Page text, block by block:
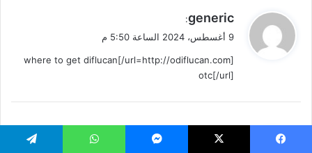
ي
ق
ل
generic
:
9 أغسطس، 2024 الساعة 5:50 م
[url=http://odiflucan.com/]where to get diflucan
otc[/url]
useful content